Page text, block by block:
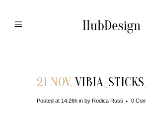
21 NOV.
Posted at 14:26h in by Rodica Rusti 0